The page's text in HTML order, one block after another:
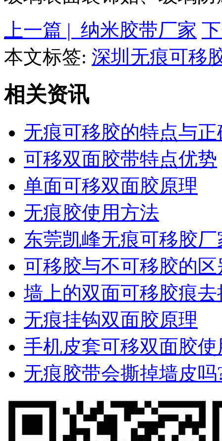
上一篇 | 纳米胶带厂家
本文标签: 深圳无痕可移
相关资讯
无痕可移胶的特点与
可移双面胶带特点优势
单面可移双面胶原理
无痕胶使用方法
东莞凯峰无痕可移胶厂
可移胶与不可移胶的区
墙上的双面可移胶痕
无痕挂钩双面胶原理
手机皮套可移双面胶
无痕胶带会撕掉墙皮吗